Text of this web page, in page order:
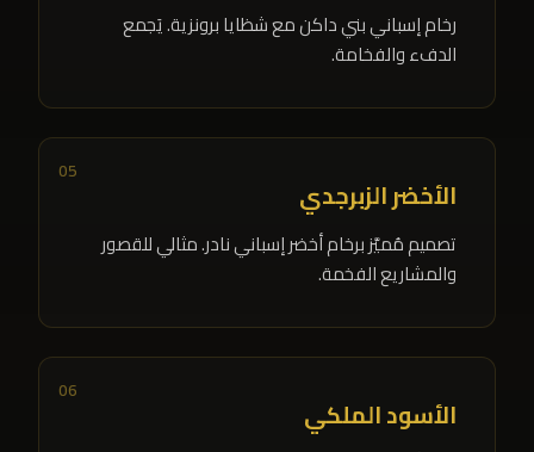
رخام إسباني بني داكن مع شظايا برونزية. يَجمع
الدفء والفخامة.
05
الأخضر الزبرجدي
تصميم مُميَّز برخام أخضر إسباني نادر. مثالي للقصور
والمشاريع الفخمة.
06
الأسود الملكي